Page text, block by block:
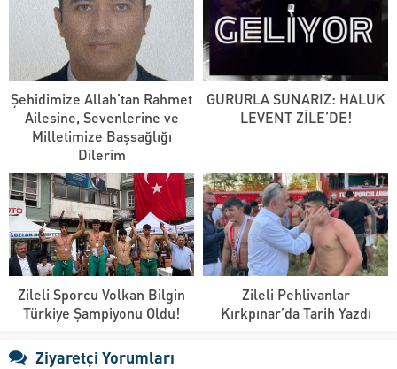
Şehidimize Allah’tan Rahmet
Ailesine, Sevenlerine ve
Milletimize Başsağlığı
Dilerim
GURURLA SUNARIZ: HALUK
LEVENT ZİLE’DE!
Zileli Sporcu Volkan Bilgin
Türkiye Şampiyonu Oldu!
Zileli Pehlivanlar
Kırkpınar’da Tarih Yazdı
Ziyaretçi Yorumları